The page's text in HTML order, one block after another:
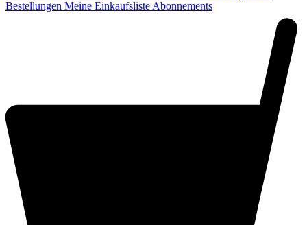
Bestellungen Meine Einkaufsliste Abonnements